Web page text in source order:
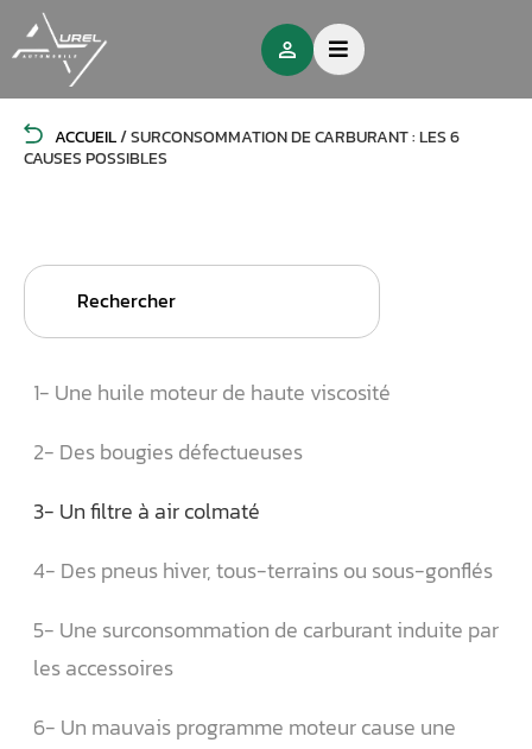
ACCUEIL/SURCONSOMMATION DE CARBURANT : LES 6
CAUSES POSSIBLES
Search
1- Une huile moteur de haute viscosité
2- Des bougies défectueuses
3- Un filtre à air colmaté
4- Des pneus hiver, tous-terrains ou sous-gonflés
5- Une surconsommation de carburant induite par
les accessoires
6- Un mauvais programme moteur cause une